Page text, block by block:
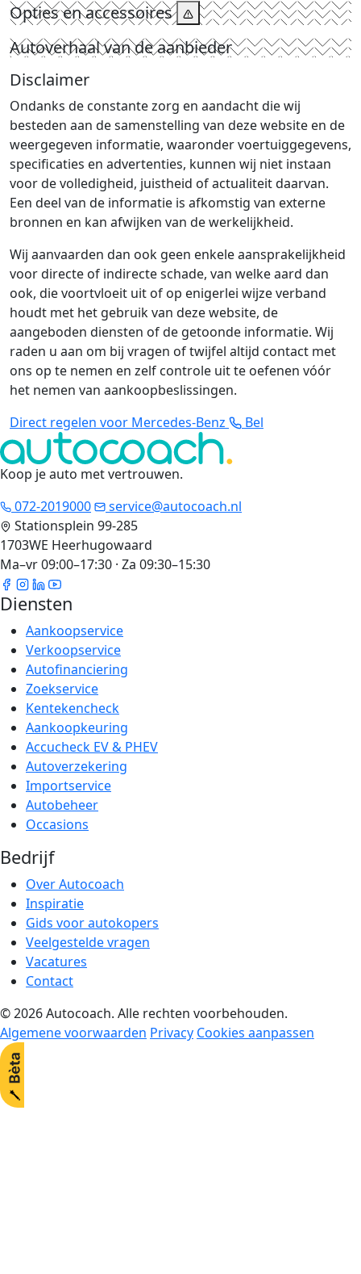
Opties en accessoires
Autoverhaal van de aanbieder
Disclaimer
Ondanks de constante zorg en aandacht die wij
besteden aan de samenstelling van deze website en de
weergegeven informatie, waaronder voertuiggegevens,
specificaties en advertenties, kunnen wij niet instaan
voor de volledigheid, juistheid of actualiteit daarvan.
Een deel van de informatie is afkomstig van externe
bronnen en kan afwijken van de werkelijkheid.
Wij aanvaarden dan ook geen enkele aansprakelijkheid
voor directe of indirecte schade, van welke aard dan
ook, die voortvloeit uit of op enigerlei wijze verband
houdt met het gebruik van deze website, de
aangeboden diensten of de getoonde informatie. Wij
raden u aan om bij vragen of twijfel altijd contact met
ons op te nemen en zelf controle uit te oefenen vóór
het nemen van aankoopbeslissingen.
Direct regelen voor Mercedes-Benz
Bel
Koop je auto met vertrouwen.
072-2019000
service@autocoach.nl
Stationsplein 99-285
1703WE Heerhugowaard
Ma–vr 09:00–17:30 · Za 09:30–15:30
Diensten
Aankoopservice
Verkoopservice
Autofinanciering
Zoekservice
Kentekencheck
Aankoopkeuring
Accucheck EV & PHEV
Autoverzekering
Importservice
Autobeheer
Occasions
Bedrijf
Over Autocoach
Inspiratie
Gids voor autokopers
Veelgestelde vragen
Vacatures
Contact
© 2026 Autocoach. Alle rechten voorbehouden.
Algemene voorwaarden Privacy Cookies aanpassen